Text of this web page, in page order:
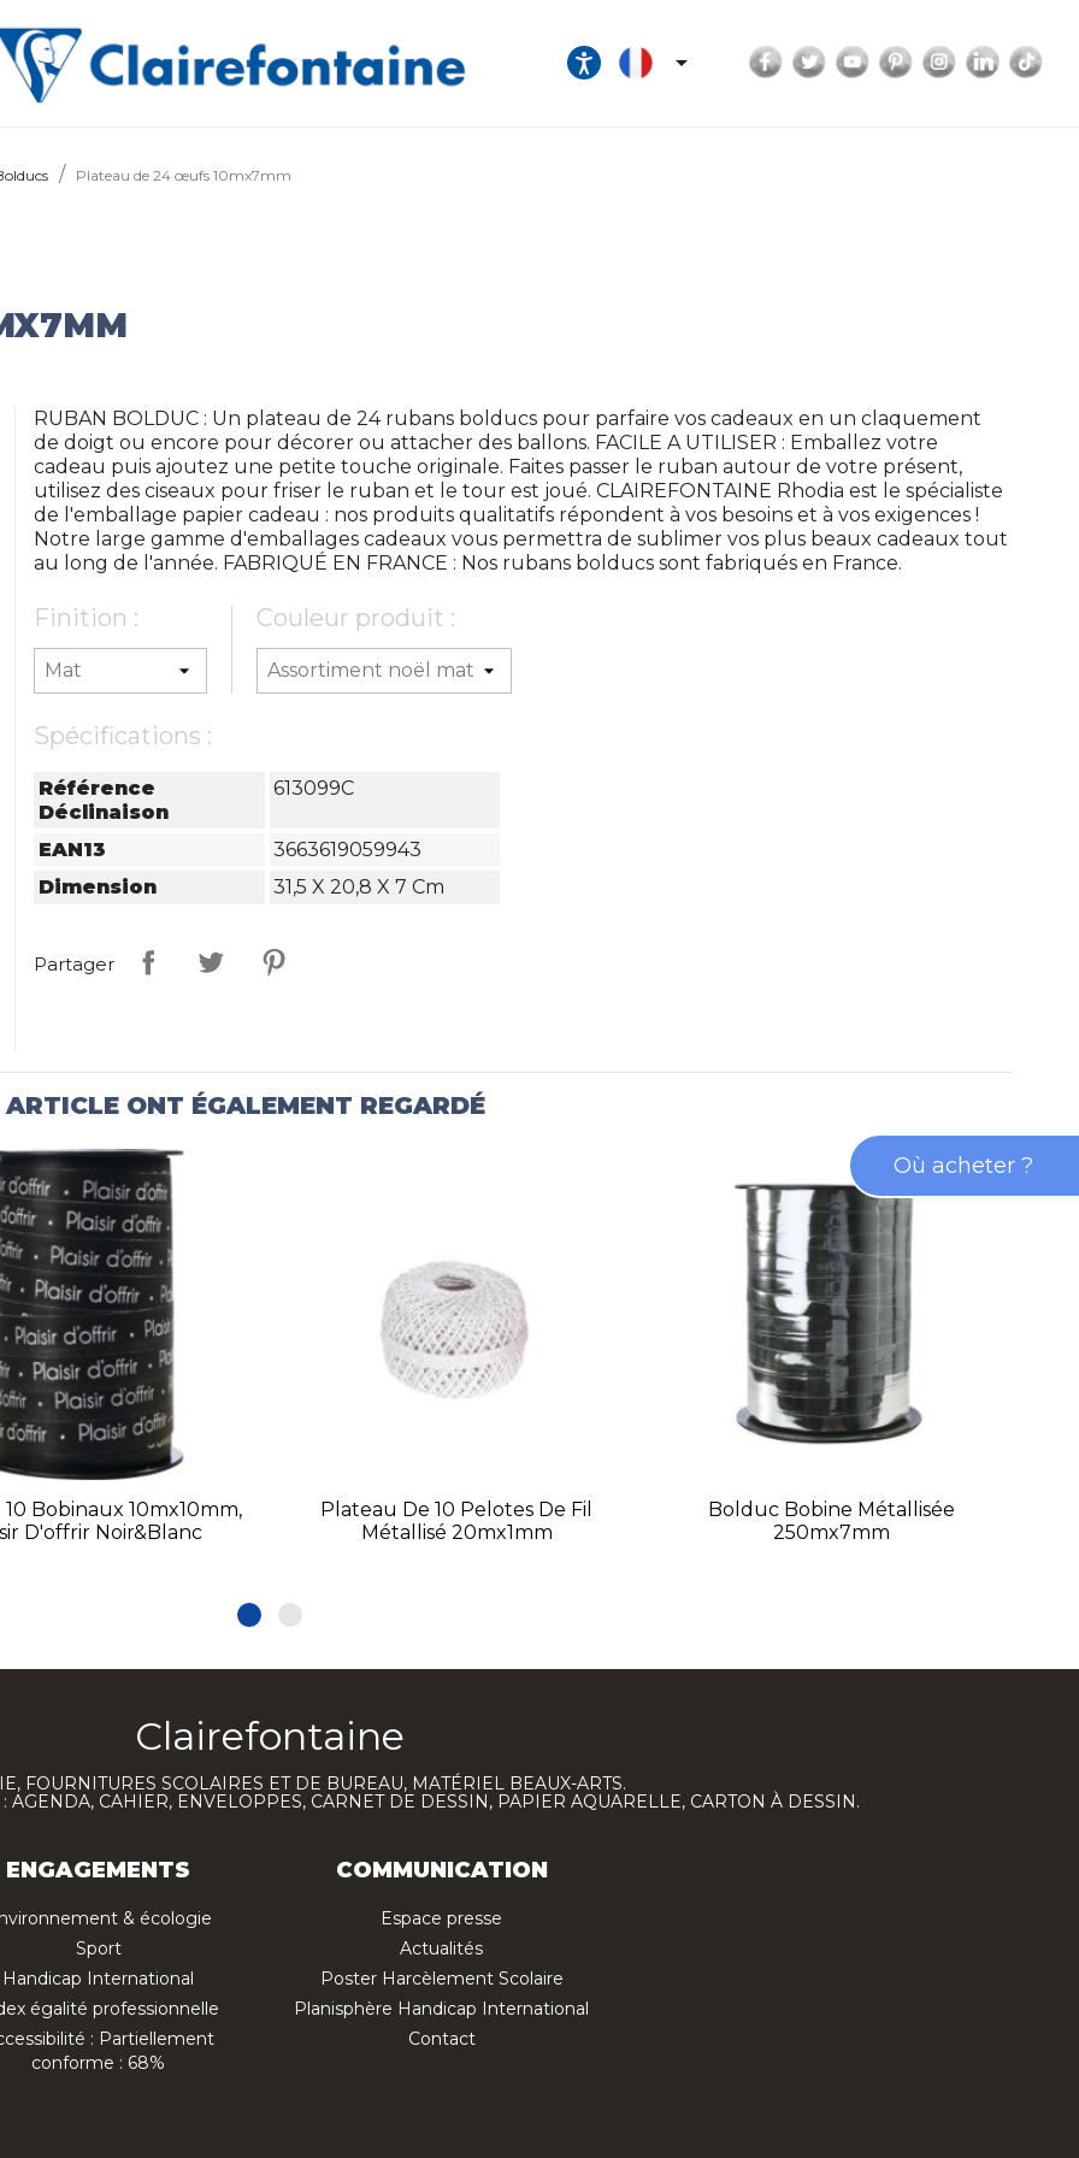
 Facebook
TwitterYouTubePinterestInstagram
Plateau de 24 œufs 10mx7mm
RUBAN BOLDUC : Un plateau de 24 rubans bolducs pour parfaire vos cadeaux en un claquement
de doigt ou encore pour décorer ou attacher des ballons. FACILE A UTILISER : Emballez votre
cadeau puis ajoutez une petite touche originale. Faites passer le ruban autour de votre présent,
utilisez des ciseaux pour friser le ruban et le tour est joué. CLAIREFONTAINE Rhodia est le spécialiste
de l'emballage papier cadeau : nos produits qualitatifs répondent à vos besoins et à vos exigences !
Notre large gamme d'emballages cadeaux vous permettra de sublimer vos plus beaux cadeaux tout
au long de l'année. FABRIQUÉ EN FRANCE : Nos rubans bolducs sont fabriqués en France.
Finition : Couleur produit :
Spécifications :
Référence
Déclinaison
613099C
EAN13
3663619059943
Dimension
31,5 X 20,8 X 7 Cm
Partager
ONT ÉGALEMENT REGARDÉ
Bobinaux 10mx10mm,
D'offrir Noir&Blanc
Plateau De 10 Pelotes De Fil
Métallisé 20mx1mm
Bolduc Bobine Métallisée
250mx7mm
Clairefontaine
FOURNITURES SCOLAIRES ET DE BUREAU, MATÉRIEL BEAUX-ARTS.
AGENDA, CAHIER, ENVELOPPES, CARNET DE DESSIN, PAPIER AQUARELLE, CARTON À DESSIN.
ENGAGEMENTS
& écologie
Sport
Handicap International
égalité professionnelle
: Partiellement
conforme : 68%
COMMUNICATION
Espace presse
Actualités
Poster Harcèlement Scolaire
Planisphère Handicap International
Contact
Où acheter ?